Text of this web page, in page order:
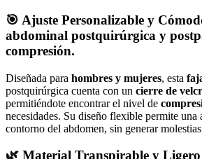
🎯 Ajuste Personalizable y
abdominal postquirúrgica y
compresión.
Diseñada para hombres y mujeres, esta
postquirúrgica cuenta con un cierre de
permitiéndote encontrar el nivel de
necesidades. Su diseño flexible permite una
contorno del abdomen, sin generar
🌿 Material Transpirable y Ligero